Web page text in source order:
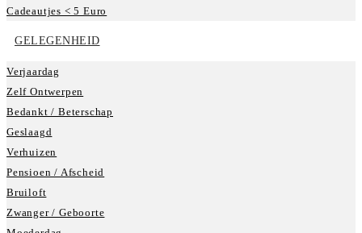
Cadeautjes < 5 Euro
GELEGENHEID
Verjaardag
Zelf Ontwerpen
Bedankt / Beterschap
Geslaagd
Verhuizen
Pensioen / Afscheid
Bruiloft
Zwanger / Geboorte